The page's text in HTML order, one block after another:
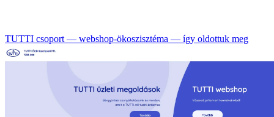
TUTTI csoport — webshop-ökoszisztéma — így oldottuk meg